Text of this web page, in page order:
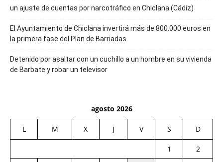
un ajuste de cuentas por narcotráfico en Chiclana (Cádiz)
El Ayuntamiento de Chiclana invertirá más de 800.000 euros en
la primera fase del Plan de Barriadas
Detenido por asaltar con un cuchillo a un hombre en su vivienda
de Barbate y robar un televisor
agosto 2026
L M X J V S D
1
2